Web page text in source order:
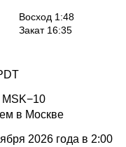
Восход 1:48
Закат 16:35
в Москве
2026 года в 2:00